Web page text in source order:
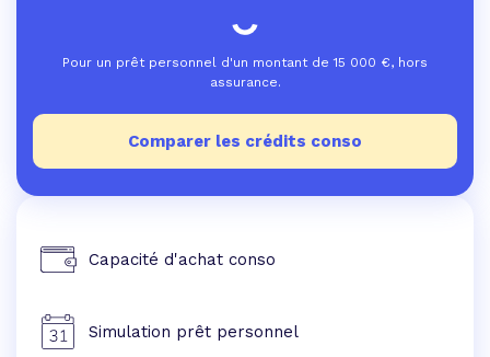
Pour un prêt personnel d'un montant de 15 000 €, hors
assurance.
Comparer les crédits conso
Capacité d'achat conso
Simulation prêt personnel